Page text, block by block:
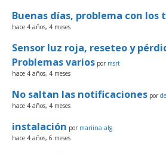
Buenas días, problema con los
hace 4 años, 4 meses
Sensor luz roja, reseteo y
Problemas varios por msrt
hace 4 años, 4 meses
No saltan las notificaciones por
hace 4 años, 4 meses
instalación por mariina.alg
hace 4 años, 6 meses